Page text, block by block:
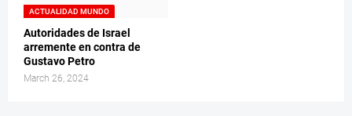
ACTUALIDAD MUNDO
Autoridades de Israel
arremente en contra de
Gustavo Petro
March 26, 2024